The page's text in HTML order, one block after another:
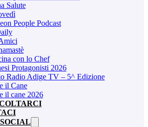
Salute
People Podcast
con lo Chef
Protagonisti 2026
Radio Adige TV – 5^ Edizione
il Cane
il cane 2026